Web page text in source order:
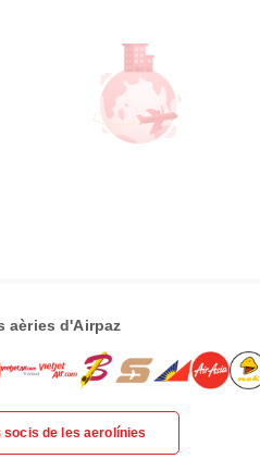
aèries d'Airpaz
de les aerolínies